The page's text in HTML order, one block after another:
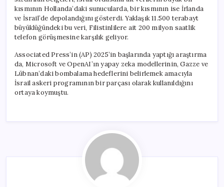
kısmının Hollanda’daki sunucularda, bir kısmının ise İrlanda
ve İsrail’de depolandığını gösterdi. Yaklaşık 11.500 terabayt
büyüklüğündeki bu veri, Filistinlilere ait 200 milyon saatlik
telefon görüşmesine karşılık geliyor.
Associated Press’in (AP) 2025’in başlarında yaptığı araştırma
da, Microsoft ve OpenAI’ın yapay zeka modellerinin, Gazze ve
Lübnan’daki bombalama hedeflerini belirlemek amacıyla
İsrail askeri programının bir parçası olarak kullanıldığını
ortaya koymuştu.